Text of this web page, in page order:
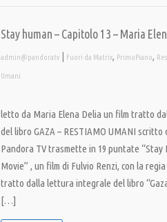
Stay human – Capitolo 13 – Maria
admin@pandoratv | Fuori da Matrix, PrimoPiano,
Umani
letto da Maria Elena Delia un film tratto
del libro GAZA – RESTIAMO UMANI
Pandora TV trasmette in 19 puntate “Stay
Movie” , un film di Fulvio Renzi, con la
tratto dalla lettura integrale del libro
[…]